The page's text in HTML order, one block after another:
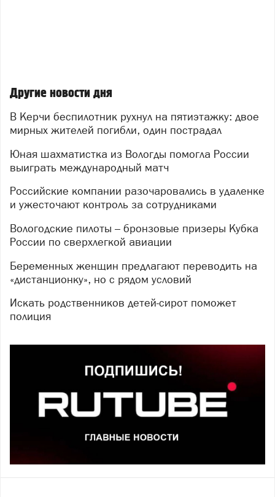
Другие новости дня
В Керчи беспилотник рухнул на пятиэтажку: двое
мирных жителей погибли, один пострадал
Юная шахматистка из Вологды помогла России
выиграть международный матч
Российские компании разочаровались в удаленке
и ужесточают контроль за сотрудниками
Вологодские пилоты – бронзовые призеры Кубка
России по сверхлегкой авиации
Беременных женщин предлагают переводить на
«дистанционку», но с рядом условий
Искать родственников детей-сирот поможет
полиция